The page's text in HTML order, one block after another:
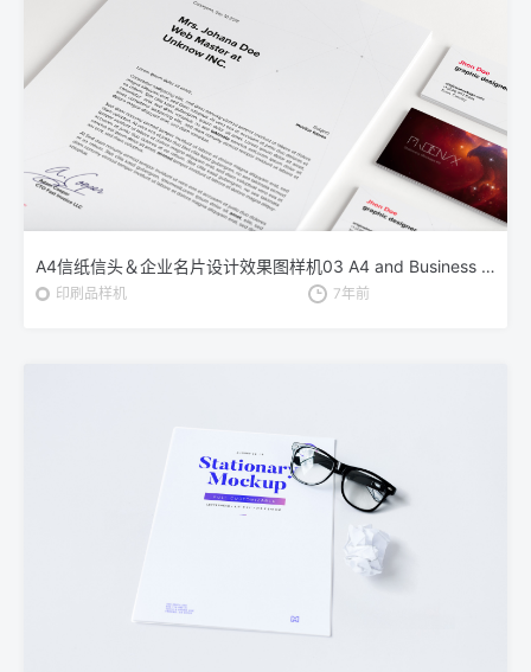
A4信纸信头＆企业名片设计效果图样机03 A4 and Business Cards Mockup 03
印刷品样机 7年前